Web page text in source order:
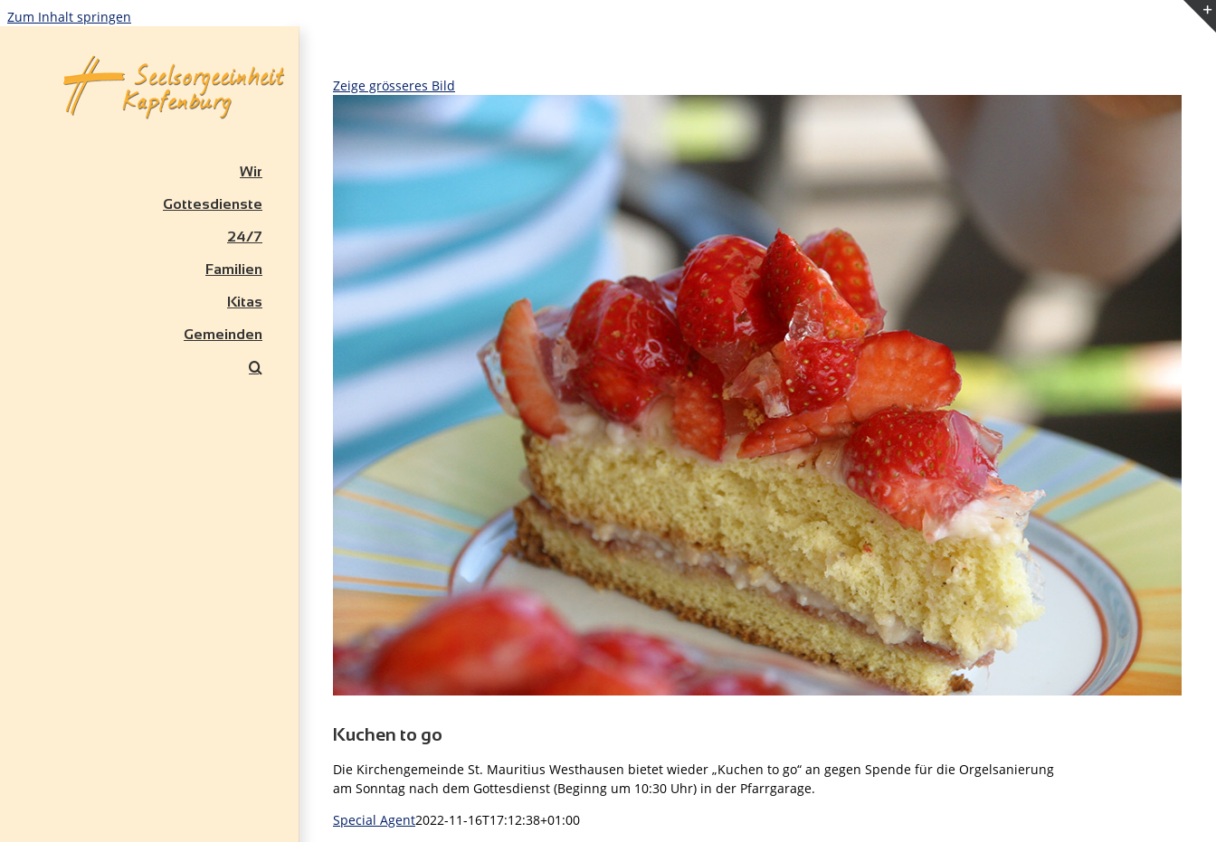
Zum Inhalt springen
Wir
Gottesdienste
24/7
Familien
Kitas
Gemeinden
Zeige grösseres Bild
Kuchen to go
Die Kirchengemeinde St. Mauritius Westhausen bietet wieder „Kuchen to go“ an gegen Spende für die Orgelsanierung
am Sonntag nach dem Gottesdienst (Beginng um 10:30 Uhr) in der Pfarrgarage.
Special Agent2022-11-16T17:12:38+01:00